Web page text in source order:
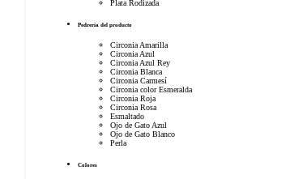
Plata Rodizada
Pedrería del producto
Circonia Amarilla
Circonia Azul
Circonia Azul Rey
Circonia Blanca
Circonia Carmesí
Circonia color Esmeralda
Circonia Roja
Circonia Rosa
Esmaltado
Ojo de Gato Azul
Ojo de Gato Blanco
Perla
Colores